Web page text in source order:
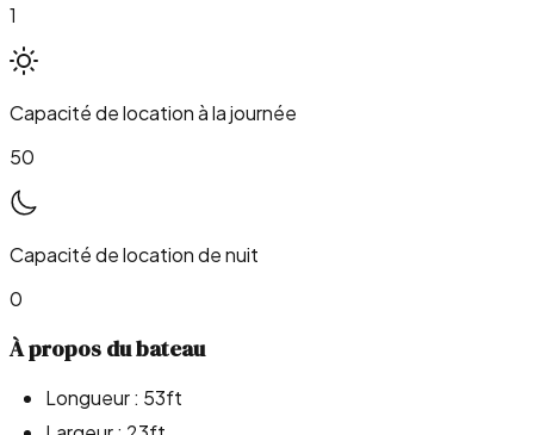
1
Capacité de location à la journée
50
Capacité de location de nuit
0
À propos du bateau
Longueur : 53ft